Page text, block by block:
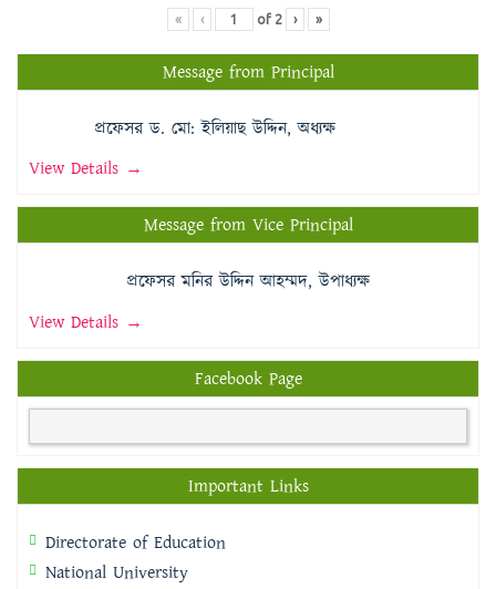
« ‹ of 2 › »
Message from Principal
প্রফেসর ড. মো: ইলিয়াছ উদ্দিন, অধ্যক্ষ
View Details →
Message from Vice Principal
প্রফেসর মনির উদ্দিন আহম্মদ, উপাধ্যক্ষ
View Details →
Facebook Page
Important Links
Directorate of Education
National University